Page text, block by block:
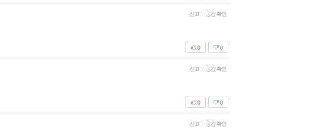
신고 | 공감 확인
0
0
신고 | 공감 확인
0
0
신고 | 공감 확인